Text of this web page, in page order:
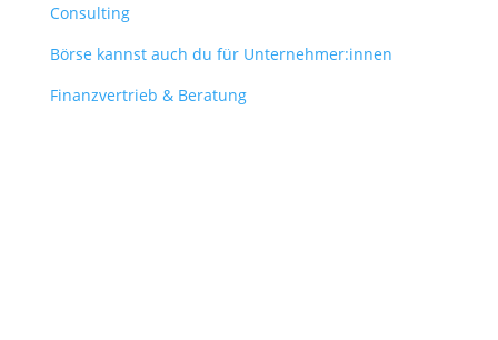
Consulting
Börse kannst auch du für Unternehmer:innen
Finanzvertrieb & Beratung